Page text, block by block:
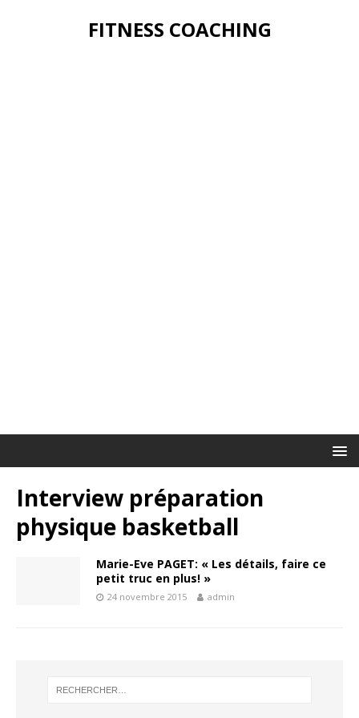
FITNESS COACHING
Interview préparation
physique basketball
Marie-Eve PAGET: « Les détails, faire ce
petit truc en plus! »
24 novembre 2015 admin